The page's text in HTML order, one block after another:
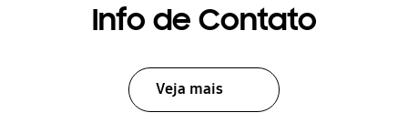
Info de Contato
Veja mais